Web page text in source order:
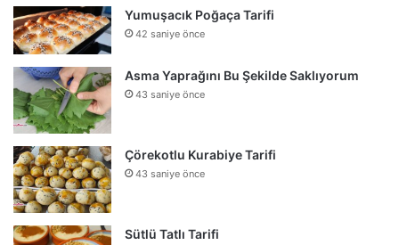
Yumuşacık Poğaça Tarifi
42 saniye önce
Asma Yaprağını Bu Şekilde Saklıyorum
43 saniye önce
Çörekotlu Kurabiye Tarifi
43 saniye önce
Sütlü Tatlı Tarifi